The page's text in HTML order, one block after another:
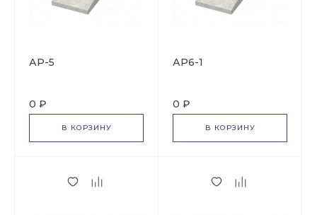
АР-5
0 ₽
В КОРЗИНУ
АР6-1
0 ₽
В КОРЗИНУ